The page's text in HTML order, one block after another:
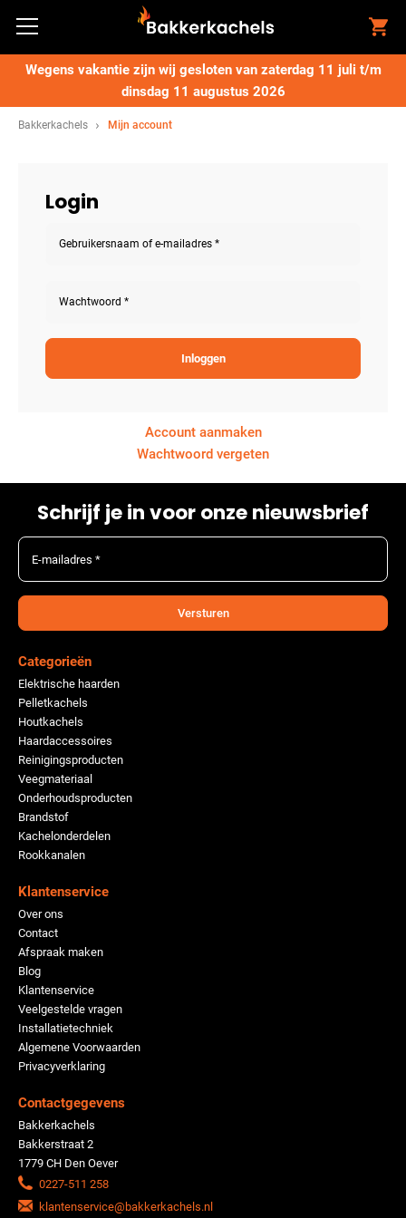
Wegens vakantie zijn wij gesloten van zaterdag 11 juli t/m
dinsdag 11 augustus 2026
Bakkerkachels Mijn account
Login
Gebruikersnaam of e-mailadres *
Wachtwoord *
Inloggen
Account aanmaken
Wachtwoord vergeten
Schrijf je in voor onze nieuwsbrief
E-mailadres *
Versturen
Categorieën
Elektrische haarden
Pelletkachels
Houtkachels
Haardaccessoires
Reinigingsproducten
Veegmateriaal
Onderhoudsproducten
Brandstof
Kachelonderdelen
Rookkanalen
Klantenservice
Over ons
Contact
Afspraak maken
Blog
Klantenservice
Veelgestelde vragen
Installatietechniek
Algemene Voorwaarden
Privacyverklaring
Contactgegevens
Bakkerkachels
Bakkerstraat 2
1779 CH Den Oever
0227-511 258
klantenservice@bakkerkachels.nl